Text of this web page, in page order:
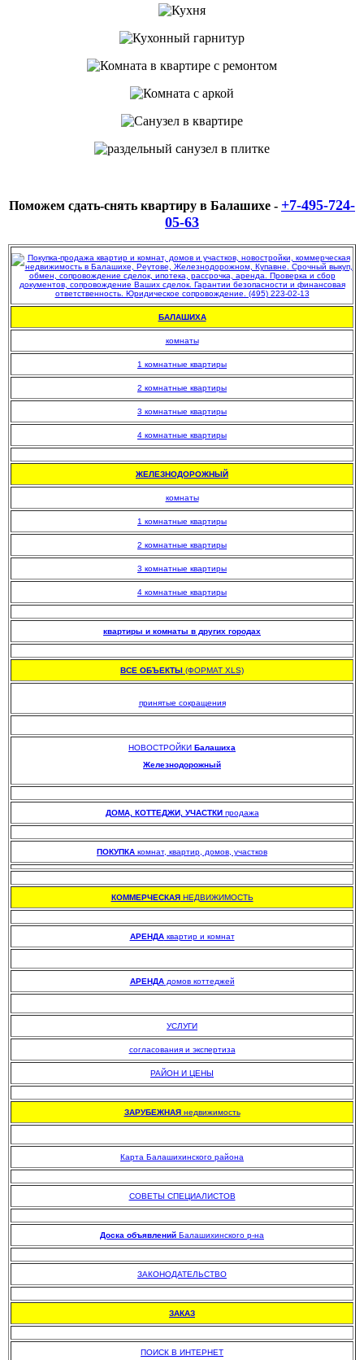
Поможем сдать-снять квартиру в Балашихе - +7-495-724-
05-63
БАЛАШИХА
комнаты
1 комнатные квартиры
2 комнатные квартиры
3 комнатные квартиры
4 комнатные квартиры
ЖЕЛЕЗНОДОРОЖНЫЙ
комнаты
1 комнатные квартиры
2 комнатные квартиры
3 комнатные квартиры
4 комнатные квартиры
квартиры и комнаты в других городах
ВСЕ ОБЪЕКТЫ (ФОРМАТ XLS)
принятые сокращения
НОВОСТРОЙКИ Балашиха
Железнодорожный
ДОМА, КОТТЕДЖИ, УЧАСТКИ продажа
ПОКУПКА комнат, квартир, домов, участков
КОММЕРЧЕСКАЯНЕДВИЖИМОСТЬ
АРЕНДАквартир и комнат
АРЕНДАдомов коттеджей
УСЛУГИ
согласования и экспертиза
РАЙОН И ЦЕНЫ
ЗАРУБЕЖНАЯнедвижимость
Карта Балашихинского района
СОВЕТЫ СПЕЦИАЛИСТОВ
Доска объявлений Балашихинского р-на
ЗАКОНОДАТЕЛЬСТВО
ЗАКАЗ
ПОИСК В ИНТЕРНЕТ